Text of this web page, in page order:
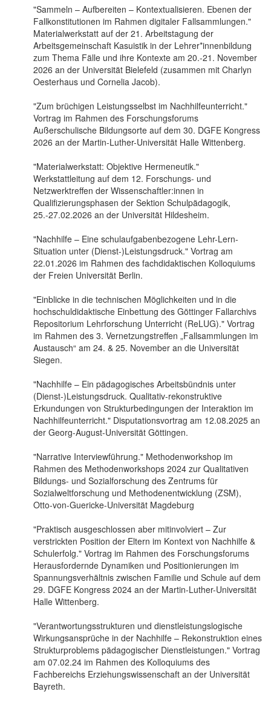
"Sammeln – Aufbereiten – Kontextualisieren. Ebenen der
Fallkonstitutionen im Rahmen digitaler Fallsammlungen."
Materialwerkstatt auf der 21. Arbeitstagung der
Arbeitsgemeinschaft Kasuistik in der Lehrer*innenbildung
zum Thema Fälle und ihre Kontexte am 20.-21. November
2026 an der Universität Bielefeld (zusammen mit Charlyn
Oesterhaus und Cornelia Jacob).
"Zum brüchigen Leistungsselbst im Nachhilfeunterricht."
Vortrag im Rahmen des Forschungsforums
Außerschulische Bildungsorte auf dem 30. DGFE Kongress
2026 an der Martin-Luther-Universität Halle Wittenberg.
"Materialwerkstatt: Objektive Hermeneutik."
Werkstattleitung auf dem 12. Forschungs- und
Netzwerktreffen der Wissenschaftler:innen in
Qualifizierungsphasen der Sektion Schulpädagogik,
25.-27.02.2026 an der Universität Hildesheim.
"Nachhilfe – Eine schulaufgabenbezogene Lehr-Lern-
Situation unter (Dienst-)Leistungsdruck." Vortrag am
22.01.2026 im Rahmen des fachdidaktischen Kolloquiums
der Freien Universität Berlin.
"Einblicke in die technischen Möglichkeiten und in die
hochschuldidaktische Einbettung des Göttinger Fallarchivs
Repositorium Lehrforschung Unterricht (ReLUG)." Vortrag
im Rahmen des 3. Vernetzungstreffen „Fallsammlungen im
Austausch“ am 24. & 25. November an die Universität
Siegen.
"Nachhilfe – Ein pädagogisches Arbeitsbündnis unter
(Dienst-)Leistungsdruck. Qualitativ-rekonstruktive
Erkundungen von Strukturbedingungen der Interaktion im
Nachhilfeunterricht." Disputationsvortrag am 12.08.2025 an
der Georg-August-Universität Göttingen.
"Narrative Interviewführung." Methodenworkshop im
Rahmen des Methodenworkshops 2024 zur Qualitativen
Bildungs- und Sozialforschung des Zentrums für
Sozialweltforschung und Methodenentwicklung (ZSM),
Otto-von-Guericke-Universität Magdeburg
"Praktisch ausgeschlossen aber mitinvolviert – Zur
verstrickten Position der Eltern im Kontext von Nachhilfe &
Schulerfolg." Vortrag im Rahmen des Forschungsforums
Herausfordernde Dynamiken und Positionierungen im
Spannungsverhältnis zwischen Familie und Schule auf dem
29. DGFE Kongress 2024 an der Martin-Luther-Universität
Halle Wittenberg.
"Verantwortungsstrukturen und dienstleistungslogische
Wirkungsansprüche in der Nachhilfe – Rekonstruktion eines
Strukturproblems pädagogischer Dienstleistungen." Vortrag
am 07.02.24 im Rahmen des Kolloquiums des
Fachbereichs Erziehungswissenschaft an der Universität
Bayreth.